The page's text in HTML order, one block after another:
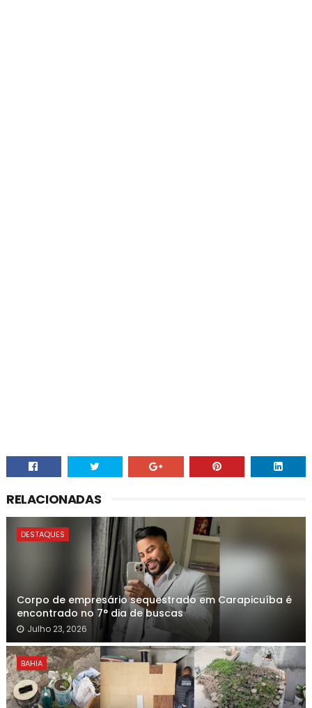
RELACIONADAS
DESTAQUES
Corpo de empresário sequestrado em Carapicuíba é
encontrado no 7° dia de buscas
Julho 23, 2026
BAHIA